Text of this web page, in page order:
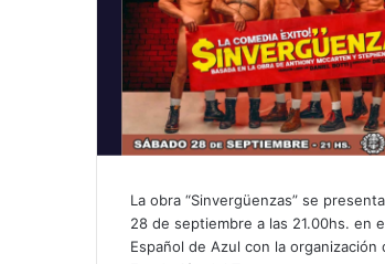
La obra “Sinvergüenzas” se
28 de septiembre a las 21.00hs. en
Español de Azul con la organización